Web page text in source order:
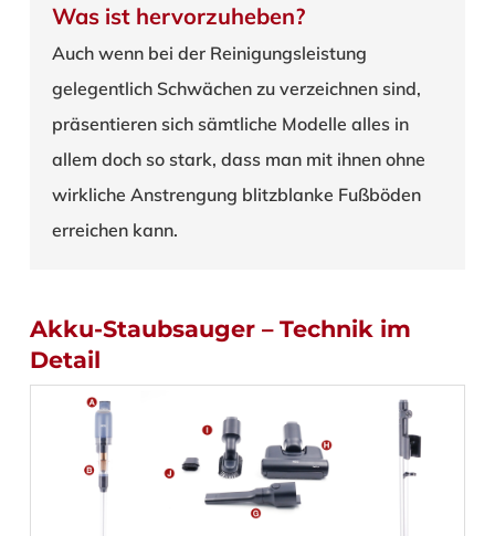
Was ist hervorzuheben?
Auch wenn bei der Reinigungsleistung
gelegentlich Schwächen zu verzeichnen sind,
präsentieren sich sämtliche Modelle alles in
allem doch so stark, dass man mit ihnen ohne
wirkliche Anstrengung blitzblanke Fußböden
erreichen kann.
Akku-Staubsauger – Technik im
Detail